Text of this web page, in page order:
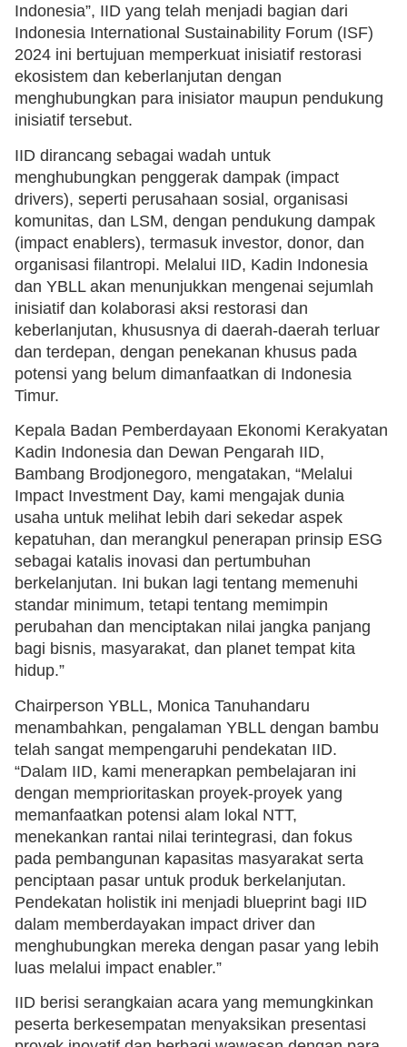
Indonesia”, IID yang telah menjadi bagian dari
Indonesia International Sustainability Forum (ISF)
2024 ini bertujuan memperkuat inisiatif restorasi
ekosistem dan keberlanjutan dengan
menghubungkan para inisiator maupun pendukung
inisiatif tersebut.
IID dirancang sebagai wadah untuk
menghubungkan penggerak dampak (impact
drivers), seperti perusahaan sosial, organisasi
komunitas, dan LSM, dengan pendukung dampak
(impact enablers), termasuk investor, donor, dan
organisasi filantropi. Melalui IID, Kadin Indonesia
dan YBLL akan menunjukkan mengenai sejumlah
inisiatif dan kolaborasi aksi restorasi dan
keberlanjutan, khususnya di daerah-daerah terluar
dan terdepan, dengan penekanan khusus pada
potensi yang belum dimanfaatkan di Indonesia
Timur.
Kepala Badan Pemberdayaan Ekonomi Kerakyatan
Kadin Indonesia dan Dewan Pengarah IID,
Bambang Brodjonegoro, mengatakan, “Melalui
Impact Investment Day, kami mengajak dunia
usaha untuk melihat lebih dari sekedar aspek
kepatuhan, dan merangkul penerapan prinsip ESG
sebagai katalis inovasi dan pertumbuhan
berkelanjutan. Ini bukan lagi tentang memenuhi
standar minimum, tetapi tentang memimpin
perubahan dan menciptakan nilai jangka panjang
bagi bisnis, masyarakat, dan planet tempat kita
hidup.”
Chairperson YBLL, Monica Tanuhandaru
menambahkan, pengalaman YBLL dengan bambu
telah sangat mempengaruhi pendekatan IID.
“Dalam IID, kami menerapkan pembelajaran ini
dengan memprioritaskan proyek-proyek yang
memanfaatkan potensi alam lokal NTT,
menekankan rantai nilai terintegrasi, dan fokus
pada pembangunan kapasitas masyarakat serta
penciptaan pasar untuk produk berkelanjutan.
Pendekatan holistik ini menjadi blueprint bagi IID
dalam memberdayakan impact driver dan
menghubungkan mereka dengan pasar yang lebih
luas melalui impact enabler.”
IID berisi serangkaian acara yang memungkinkan
peserta berkesempatan menyaksikan presentasi